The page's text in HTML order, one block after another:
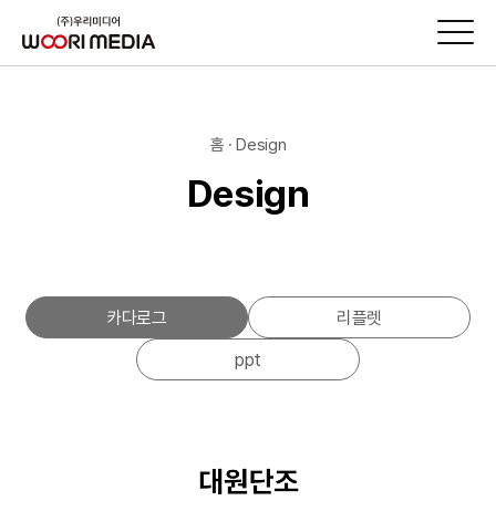
홈 · Design
Design
카다로그
리플렛
ppt